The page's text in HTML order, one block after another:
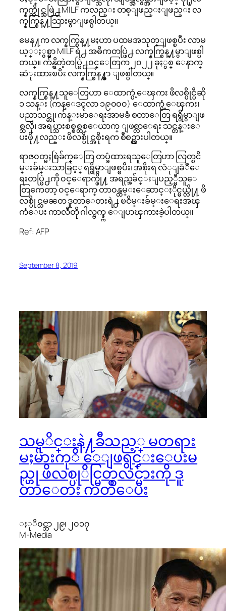
က္နက္ကိုင္အဖြဲ႕ MILF ကလည္း တစ္ျဖည္းျဖည္း လ
က္နက္စြန္႔သြားမွာျဖစ္ပါတယ္။
မေန႔က လက္နက္စြန္႔မႈဟာ ပထမအသုတ္ျဖစ္ၿပီး လာမ
ယ့္ႏွစ္မွာ MILF ရဲ႕ အဓိကတပ္ဖြဲ႕ လက္နက္စြန္႔မွာျဖစ္ပါ
တယ္။ က်န္ရွိတဲ့တပ္ဖြဲ႕၀င္ေတြက ၂၀၂၂ ခုႏွစ္ ေနာက္
ဆံုးထားၿပီး လက္နက္စြန႔္မွာ ျဖစ္ပါတယ္။
လက္နက္စြန္႔သူေတြဟာ ေထာက္ပံ့ေၾကး ဖိလစ္ပိုင္ပီဆို
၁ သန္း (ကန္ေဒၚလာ ၁၉၀၀၀) ေထာက္ပံ့ေၾကး၊
ပညာသင္ဆု၊ က်န္းမာေရးအာမခံ စတာေတြ ရရွိမွာျဖ
စ္သလို၊ အရပ္သားစစ္စစ္တစ္ေယာက္ ျဖစ္လာေရး သင္တန္းေ
ပးဖို႔လည္း ဖိလစ္ပိုင္အစိုးရက စီစဥ္ထားပါတယ္။
ရာဇ၀တ္မႈစြဲခ်က္ေတြ တပ္ခံထားရသူေတြဟာ လြတ္ၿငိ
မ္းခ်မ္းသာခြင့္ ရရွိမွာျဖစ္ၿပီး၊ အစိုးရ လံုျခံဳေ
ရးတပ္ဖြဲ႕ကို ၀င္ေရာက္ဖို႔ အရည္အခ်င္းျပည့္မီသူေ
တြကေတာ့ ၀င္ေရာက္ တာ၀န္ထမ္းေဆာင္ႏိုင္မယ္လို႔ ဖိ
လစ္ပိုင္သမၼတ ဒူတာေတးရဲ႕ ၿငိမ္းခ်မ္းေရးအၾ
ကံေပး ကာလီတို ဂါလ္ဗက္ဇ္က ေျပာၾကားခဲ့ပါတယ္။
Ref: AFP
September 8, 2019
သမုိင္းနဲ႔ခ်ီသည့္ မတရား
မႈမ်ားကုိ ေျဖရွင္းေပးမ
ည္ဟု ဖိလစ္ပုိင္မြတ္စလင္မ်ားကို ဒူ
တာေတး ကတိေပး
ႏုိ၀င္ဘာ ၂၉၊ ၂၀၁၇
M-Media